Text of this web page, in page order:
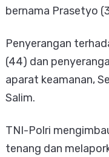
bernama Prasetyo
Penyerangan
(44) dan
aparat keamanan,
Salim.
TNI-Polri
tenang dan